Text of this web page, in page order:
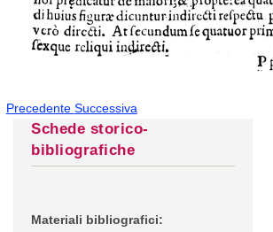
Precedente Successiva
Schede storico-
bibliografiche
Materiali bibliografici: